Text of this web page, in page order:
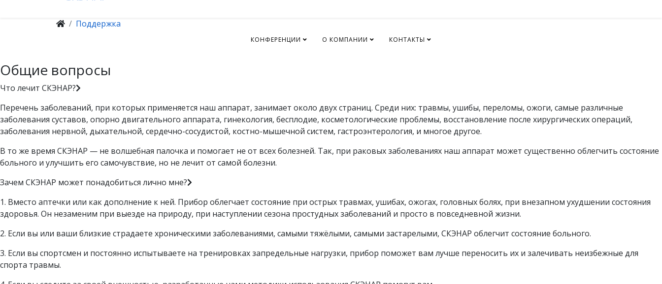
КОНФЕРЕНЦИИ О КОМПАНИИ КОНТАКТЫ
Поддержка
Общие вопросы
Что лечит СКЭНАР?
Перечень заболеваний, при которых применяется наш аппарат, занимает около двух страниц. Среди них: травмы, ушибы, переломы, ожоги, самые различные
заболевания суставов, опорно двигательного аппарата, гинекология, бесплодие, косметологические проблемы, восстановление после хирургических операций,
заболевания нервной, дыхательной, сердечно-сосудистой, костно-мышечной систем, гастроэнтерология, и многое другое.
В то же время СКЭНАР — не волшебная палочка и помогает не от всех болезней. Так, при раковых заболеваниях наш аппарат может существенно облегчить состояние
больного и улучшить его самочувствие, но не лечит от самой болезни.
Зачем СКЭНАР может понадобиться лично мне?
1. Вместо аптечки или как дополнение к ней. Прибор облегчает состояние при острых травмах, ушибах, ожогах, головных болях, при внезапном ухудшении состояния
здоровья. Он незаменим при выезде на природу, при наступлении сезона простудных заболеваний и просто в повседневной жизни.
2. Если вы или ваши близкие страдаете хроническими заболеваниями, самыми тяжёлыми, самыми застарелыми, СКЭНАР облегчит состояние больного.
3. Если вы спортсмен и постоянно испытываете на тренировках запредельные нагрузки, прибор поможет вам лучше переносить их и залечивать неизбежные для
спорта травмы.